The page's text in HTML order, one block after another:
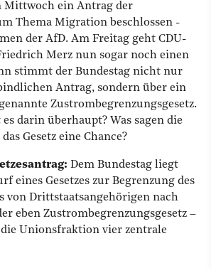
Mittwoch ein Antrag der
Thema Migration beschlossen -
der AfD. Am Freitag geht CDU-
Merz nun sogar noch einen
stimmt der Bundestag nicht nur
Antrag, sondern über ein
Zustrombegrenzungsgesetz.
darin überhaupt? Was sagen die
Gesetz eine Chance?
Dem Bundestag liegt
eines Gesetzes zur Begrenzung des
von Drittstaatsangehörigen nach
eben Zustrombegrenzungsgesetz –
Unionsfraktion vier zentrale